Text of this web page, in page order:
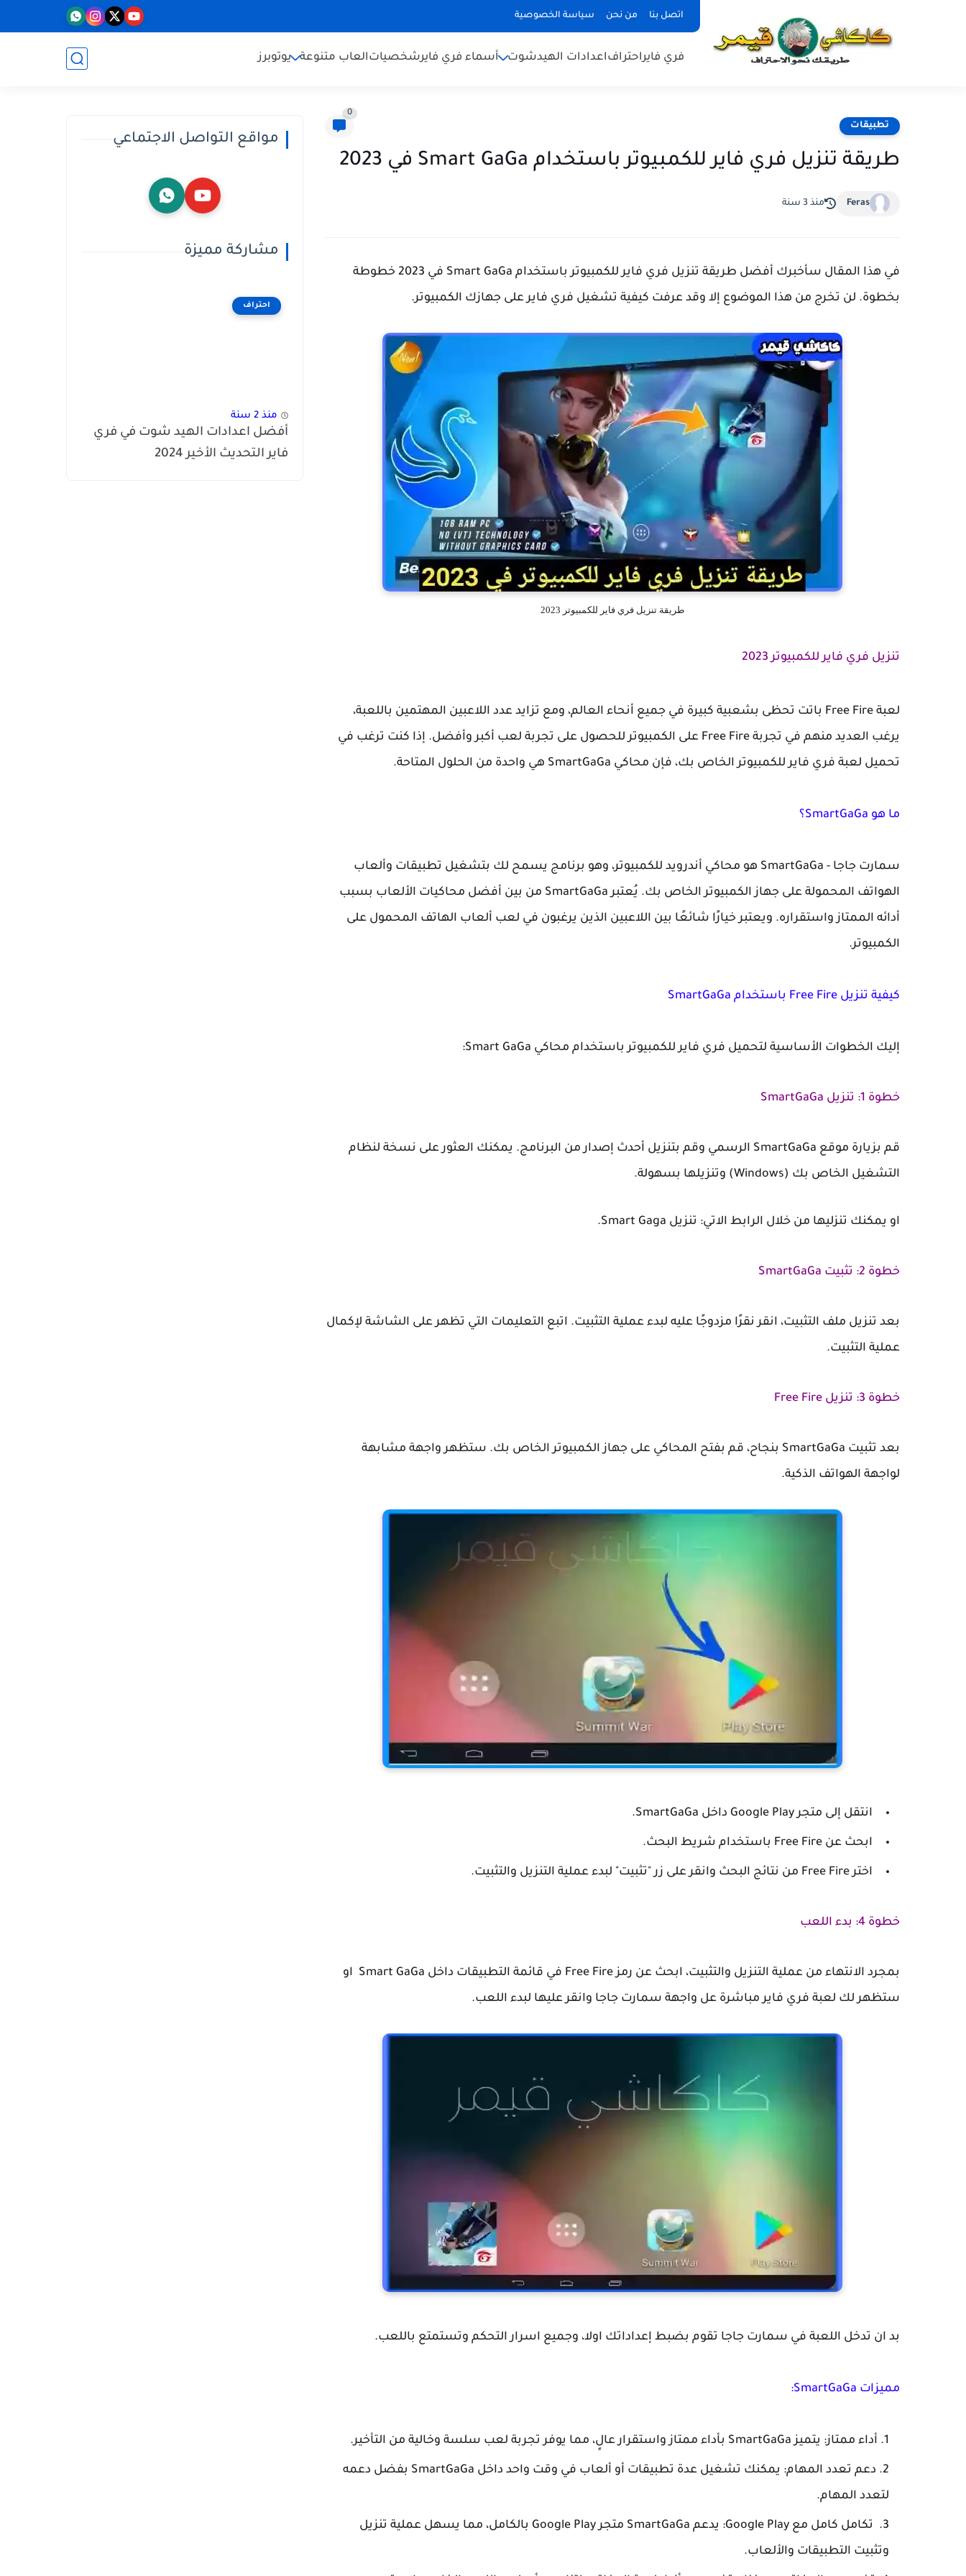
اتصل بنا من نحن سياسة الخصوصية
فري فايراحترافاعدادات الهيدشوت أسماء فري فايرشخصياتالعاب متنوعة يوتوبرز
تطبيقات
0
طريقة تنزيل فري فاير للكمبيوتر باستخدام Smart GaGa في 2023
Feras منذ 3 سنة
في هذا المقال سأخبرك أفضل طريقة تنزيل فري فاير للكمبيوتر باستخدام Smart GaGa في 2023 خطوطة
بخطوة. لن تخرج من هذا الموضوع إلا وقد عرفت كيفية تشغيل فري فاير على جهازك الكمبيوتر.
طريقة تنزيل فري فاير للكمبيوتر 2023
تنزيل فري فاير للكمبيوتر 2023
لعبة Free Fire باتت تحظى بشعبية كبيرة في جميع أنحاء العالم، ومع تزايد عدد اللاعبين المهتمين باللعبة،
يرغب العديد منهم في تجربة Free Fire على الكمبيوتر للحصول على تجربة لعب أكبر وأفضل. إذا كنت ترغب في
تحميل لعبة فري فاير للكمبيوتر الخاص بك، فإن محاكي SmartGaGa هي واحدة من الحلول المتاحة.
ما هو SmartGaGa؟
سمارت جاجا - SmartGaGa هو محاكي أندرويد للكمبيوتر، وهو برنامج يسمح لك بتشغيل تطبيقات وألعاب
الهواتف المحمولة على جهاز الكمبيوتر الخاص بك. يُعتبر SmartGaGa من بين أفضل محاكيات الألعاب بسبب
أدائه الممتاز واستقراره. ويعتبر خيارًا شائعًا بين اللاعبين الذين يرغبون في لعب ألعاب الهاتف المحمول على
الكمبيوتر.
كيفية تنزيل Free Fire باستخدام SmartGaGa
إليك الخطوات الأساسية لتحميل فري فاير للكمبيوتر باستخدام محاكي Smart GaGa:
خطوة 1: تنزيل SmartGaGa
قم بزيارة موقع SmartGaGa الرسمي وقم بتنزيل أحدث إصدار من البرنامج. يمكنك العثور على نسخة لنظام
التشغيل الخاص بك (Windows) وتنزيلها بسهولة.
او يمكنك تنزليها من خلال الرابط الاتي: تنزيل Smart Gaga.
خطوة 2: تثبيت SmartGaGa
بعد تنزيل ملف التثبيت، انقر نقرًا مزدوجًا عليه لبدء عملية التثبيت. اتبع التعليمات التي تظهر على الشاشة لإكمال
عملية التثبيت.
خطوة 3: تنزيل Free Fire
بعد تثبيت SmartGaGa بنجاح، قم بفتح المحاكي على جهاز الكمبيوتر الخاص بك. ستظهر واجهة مشابهة
لواجهة الهواتف الذكية.
انتقل إلى متجر Google Play داخل SmartGaGa.
ابحث عن Free Fire باستخدام شريط البحث.
اختر Free Fire من نتائج البحث وانقر على زر "تثبيت" لبدء عملية التنزيل والتثبيت.
خطوة 4: بدء اللعب
بمجرد الانتهاء من عملية التنزيل والتثبيت، ابحث عن رمز Free Fire في قائمة التطبيقات داخل Smart GaGa او
ستظهر لك لعبة فري فاير مباشرة عل واجهة سمارت جاجا وانقر عليها لبدء اللعب.
بد ان تدخل اللعبة في سمارت جاجا تقوم بضبط إعداداتك اولا، وجميع اسرار التحكم وتستمتع باللعب.
مميزات SmartGaGa:
أداء ممتاز: يتميز SmartGaGa بأداء ممتاز واستقرار عالٍ، مما يوفر تجربة لعب سلسة وخالية من التأخير.
دعم تعدد المهام: يمكنك تشغيل عدة تطبيقات أو ألعاب في وقت واحد داخل SmartGaGa بفضل دعمه
لتعدد المهام.
تكامل كامل مع Google Play: يدعم SmartGaGa متجر Google Play بالكامل، مما يسهل عملية تنزيل
وتثبيت التطبيقات والألعاب.
مواقع التواصل الاجتماعي
مشاركة مميزة
احتراف
منذ 2 سنة
أفضل اعدادات الهيد شوت في فري
فاير التحديث الأخير 2024